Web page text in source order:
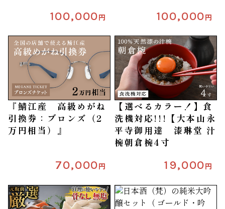
100,000円 100,000円
『鯖江産 高級めがね
引換券：ブロンズ（2
万円相当）』
70,000円
【選べるカラー！】食
洗機対応!!!【大本山永
平寺御用達 漆琳堂 汁
椀朝倉椀4寸
19,000円